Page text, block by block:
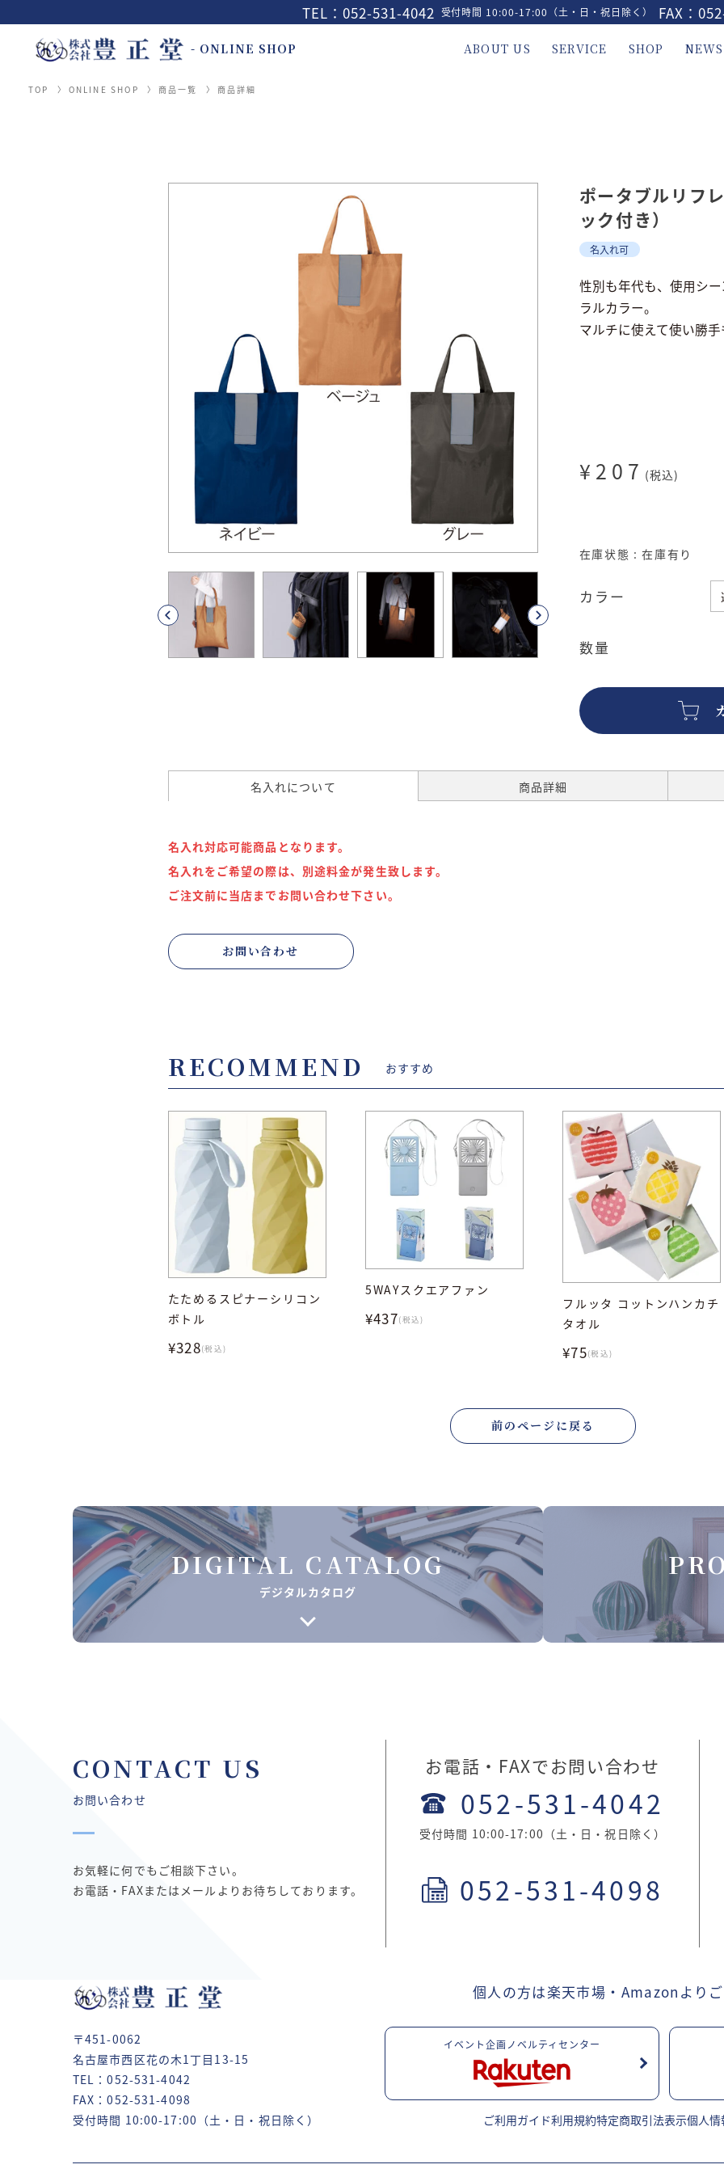
TEL：052-531-4042 受付時間 10:00-17:00（土・日・祝日除く） FAX：
- ONLINE SHOP ABOUT US SERVICE SHOP
TOP ONLINE SHOP 商品一覧 商品詳細
ポータブルリフ
ック付き）
名入れ可
性別も年代も、使用シ
ラルカラー。
マルチに使えて使い勝
¥207 (税込)
在庫状態 : 在庫有り
カラー
数量
名入れについて 商品詳細
名入れ対応可能商品となります。
名入れをご希望の際は、別途料金が発生致します。
ご注文前に当店までお問い合わせ下さい。
お問い合わせ
RECOMMEND おすすめ
たためるスピナーシリコン
ボトル
¥328(税込)
5WAYスクエアファン
¥437(税込)
フルッタ コットンハンカチ
タオル
¥75(税込)
前のページに戻る
DIGITAL CATALOG
デジタルカタログ
CONTACT US
お問い合わせ
お気軽に何でもご相談下さい。
お電話・FAXまたはメールよりお待ちしております。
お電話・FAXでお問い合わせ
052-531-4042
受付時間 10:00-17:00（土・日・祝日除く）
052-531-4098
〒451-0062
名古屋市西区花の木1丁目13-15
TEL：052-531-4042
FAX：052-531-4098
受付時間 10:00-17:00（土・日・祝日除く）
個人の方は楽天市場・Amazonより
イベント企画ノベルティセンター
ご利用ガイド利用規約特定商取引法表示個人